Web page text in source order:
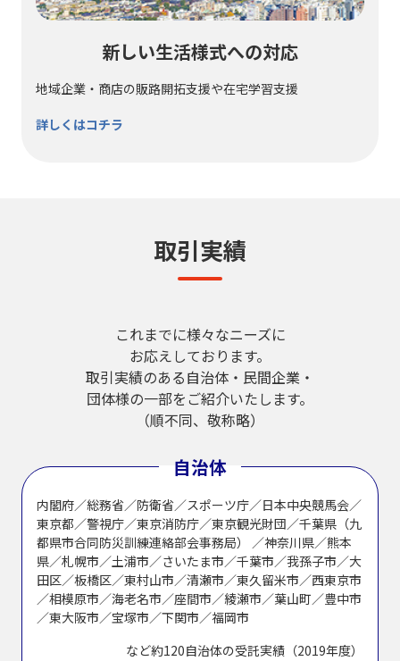
新しい生活様式への対応
地域企業・商店の販路開拓支援や在宅学習支援
詳しくはコチラ
取引実績
これまでに様々なニーズに
お応えしております。
取引実績のある自治体・民間企業・
団体様の一部をご紹介いたします。
（順不同、敬称略）
自治体
内閣府／総務省／防衛省／スポーツ庁／日本中央競馬会／
東京都／警視庁／東京消防庁／東京観光財団／千葉県（九
都県市合同防災訓練連絡部会事務局） ／神奈川県／熊本
県／札幌市／土浦市／さいたま市／千葉市／我孫子市／大
田区／板橋区／東村山市／清瀬市／東久留米市／西東京市
／相模原市／海老名市／座間市／綾瀬市／葉山町／豊中市
／東大阪市／宝塚市／下関市／福岡市
など約120自治体の受託実績（2019年度）